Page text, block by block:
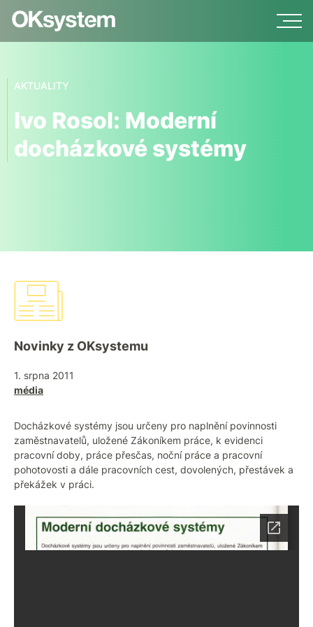
AKTUALITY
Ivo Rosol: Moderní
docházkové systémy
Novinky z OKsystemu
1. srpna 2011
média
Docházkové systémy jsou určeny pro naplnění povinnosti
zaměstnavatelů, uložené Zákoníkem práce, k evidenci
pracovní doby, práce přesčas, noční práce a pracovní
pohotovosti a dále pracovních cest, dovolených, přestávek a
překážek v práci.